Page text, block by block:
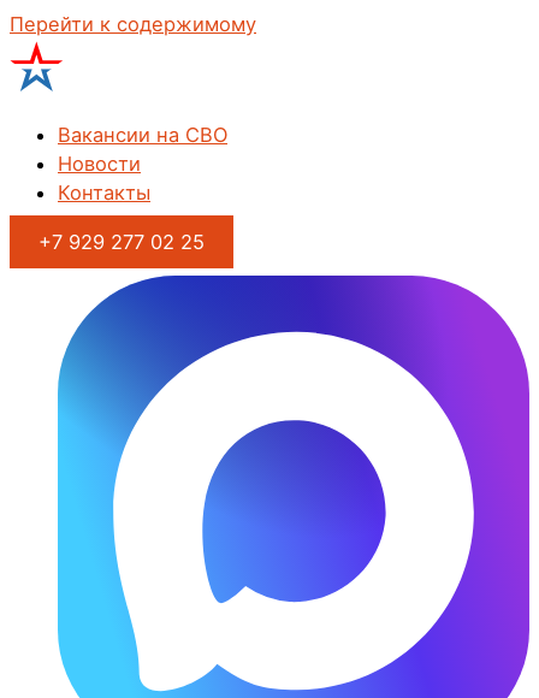
Перейти к содержимому
Вакансии на СВО
Новости
Контакты
+7 929 277 02 25